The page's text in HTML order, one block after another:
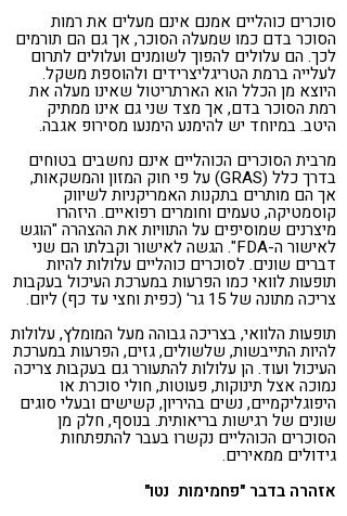
סוכרים כוהליים אמנם אינם מעלים את רמות
הסוכר בדם כמו שמעלה הסוכר, אך גם הם תורמים
לכך. הם עלולים להפוך לשומנים ועלולים לתרום
לעלייה ברמת הטריגליצרידים ולהוספת משקל.
היוצא מן הכלל הוא הארתריטול שאינו מעלה את
רמת הסוכר בדם, אך מצד שני גם אינו ממתיק
היטב. במיוחד יש להימנע הימנעו מסירופ אגבה.
מרבית הסוכרים הכוהליים אינם נחשבים בטוחים
בדרך כלל (GRAS) על פי חוק המזון והמשקאות,
אך הם מותרים בתקנות האמריקניות לשיווק
קוסמטיקה, טעמים וחומרים רפואיים. היזהרו
מיצרנים שמוסיפים על התוויות את ההצהרה "הוגש
לאישור ה-FDA". הגשה לאישור וקבלתו הם שני
דברים שונים. לסוכרים כוהליים עלולות להיות
תופעות לוואי כמו הפרעות במערכת העיכול בעקבות
צריכה מתונה של 15 גר' (כפית וחצי עד כף) ליום.
תופעות הלוואי, בצריכה גבוהה מעל המומלץ, עלולות
להיות התייבשות, שלשולים, גזים, הפרעות במערכת
העיכול ועוד. הן עלולות להתעורר גם בעקבות צריכה
נמוכה אצל תינוקות, פעוטות, חולי סוכרת או
היפוגליקמיים, נשים בהיריון, קשישים ובעלי סוגים
שונים של רגישות בריאותית. בנוסף, חלק מן
הסוכרים הכוהליים נקשרו בעבר להתפתחות
גידולים ממאירים.
אזהרה בדבר "פחמימות נטו"